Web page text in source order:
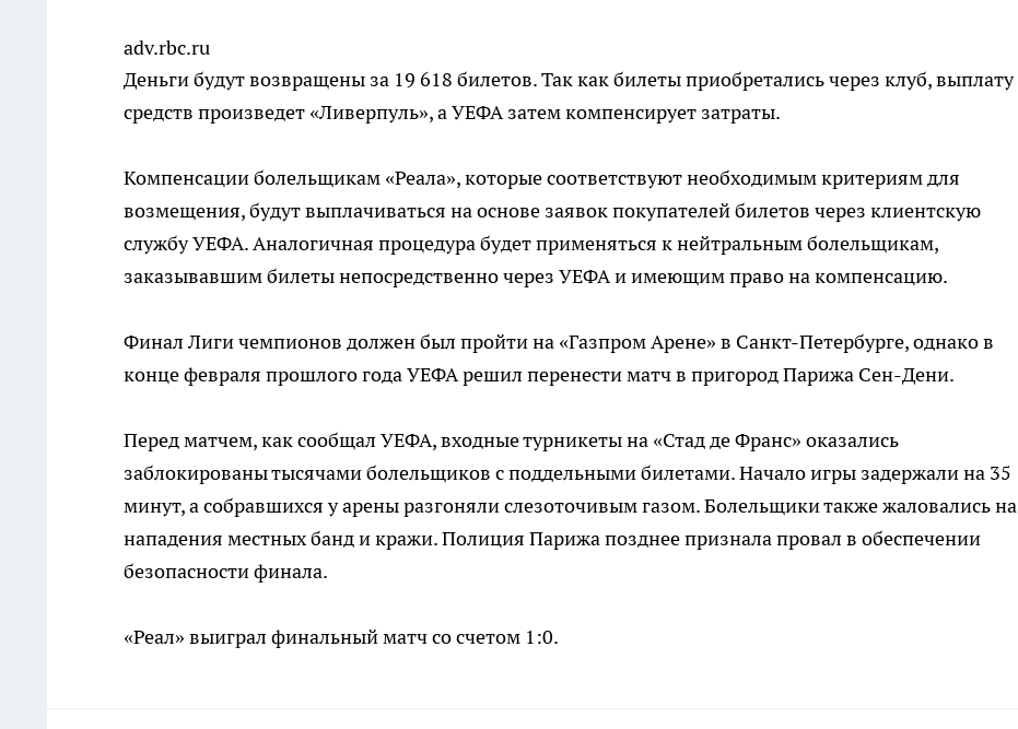
adv.rbc.ru
Деньги будут возвращены за 19 618 билетов. Так как билеты приобретались через клуб, выплату
средств произведет «Ливерпуль», а УЕФА затем компенсирует затраты.
Компенсации болельщикам «Реала», которые соответствуют необходимым критериям для
возмещения, будут выплачиваться на основе заявок покупателей билетов через клиентскую
службу УЕФА. Аналогичная процедура будет применяться к нейтральным болельщикам,
заказывавшим билеты непосредственно через УЕФА и имеющим право на компенсацию.
Финал Лиги чемпионов должен был пройти на «Газпром Арене» в Санкт-Петербурге, однако в
конце февраля прошлого года УЕФА решил перенести матч в пригород Парижа Сен-Дени.
Перед матчем, как сообщал УЕФА, входные турникеты на «Стад де Франс» оказались
заблокированы тысячами болельщиков с поддельными билетами. Начало игры задержали на 35
минут, а собравшихся у арены разгоняли слезоточивым газом. Болельщики также жаловались на
нападения местных банд и кражи. Полиция Парижа позднее признала провал в обеспечении
безопасности финала.
«Реал» выиграл финальный матч со счетом 1:0.